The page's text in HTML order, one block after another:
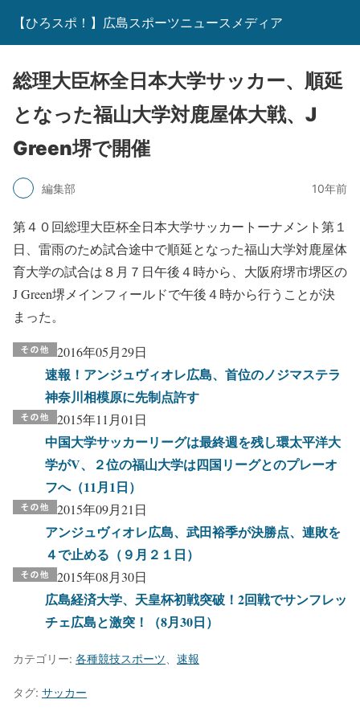
【ひろスポ！】広島スポーツニュースメディア
総理大臣杯全日本大学サッカー、順延
となった福山大学対鹿屋体大戦、J
Green堺で開催
編集部 10年前
第４０回総理大臣杯全日本大学サッカートーナメント第１
日、雷雨のため試合途中で順延となった福山大学対鹿屋体
育大学の試合は８月７日午後４時から、大阪府堺市堺区の
J Green堺メインフィールドで午後４時から行うことが決
まった。
2016年05月29日
速報！アンジュヴィオレ広島、首位のノジマステラ
神奈川相模原に先制点許す
2015年11月01日
中国大学サッカーリーグは最終週を残し環太平洋大
学がV、２位の福山大学は四国リーグとのプレーオ
フへ（11月1日）
2015年09月21日
アンジュヴィオレ広島、武田裕季が決勝点、連敗を
４で止める（９月２１日）
2015年08月30日
広島経済大学、天皇杯初戦突破！2回戦でサンフレッ
チェ広島と激突！（8月30日）
カテゴリー: 各種競技スポーツ 速報
タグ: サッカー